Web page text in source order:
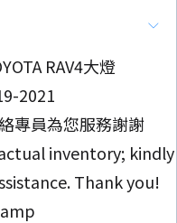
RAV4大燈
2021
專員為您服務謝謝
inventory; kindly
Thank you!